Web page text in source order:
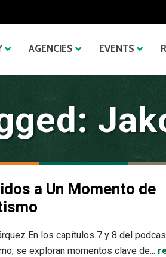
AGENCIES EVENTS
a Un Momento de
En los capítulos 7 y 8 del
se exploran momentos clave de...